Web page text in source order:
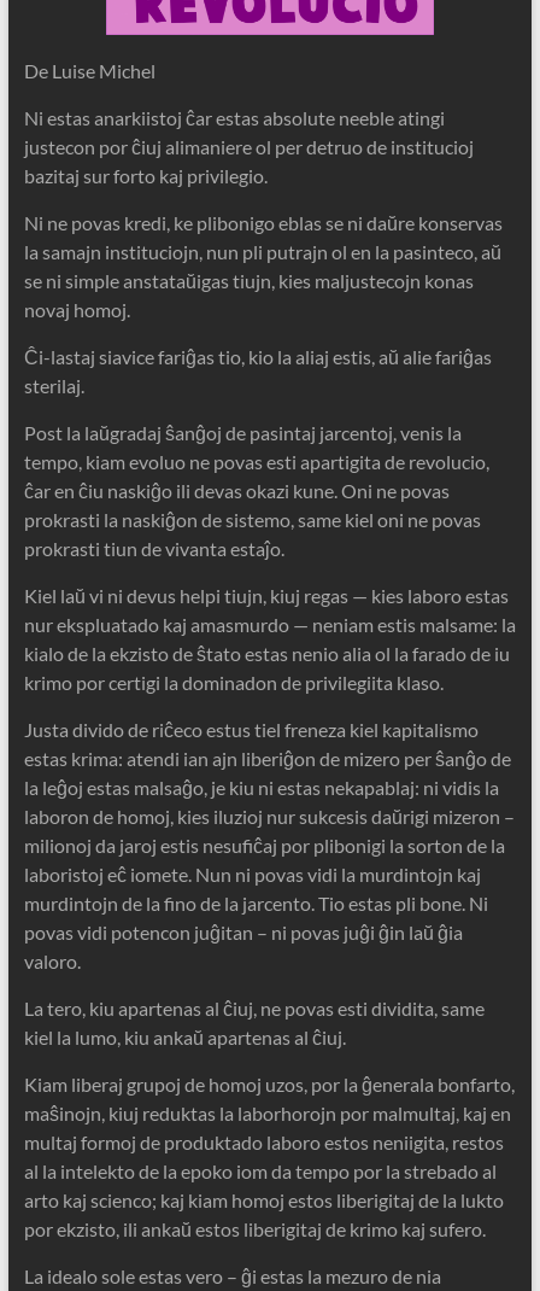
De Luise Michel
Ni estas anarkiistoj ĉar estas absolute neeble atingi
justecon por ĉiuj alimaniere ol per detruo de institucioj
bazitaj sur forto kaj privilegio.
Ni ne povas kredi, ke plibonigo eblas se ni daŭre konservas
la samajn instituciojn, nun pli putrajn ol en la pasinteco, aŭ
se ni simple anstataŭigas tiujn, kies maljustecojn konas
novaj homoj.
Ĉi-lastaj siavice fariĝas tio, kio la aliaj estis, aŭ alie fariĝas
sterilaj.
Post la laŭgradaj ŝanĝoj de pasintaj jarcentoj, venis la
tempo, kiam evoluo ne povas esti apartigita de revolucio,
ĉar en ĉiu naskiĝo ili devas okazi kune. Oni ne povas
prokrasti la naskiĝon de sistemo, same kiel oni ne povas
prokrasti tiun de vivanta estaĵo.
Kiel laŭ vi ni devus helpi tiujn, kiuj regas — kies laboro estas
nur ekspluatado kaj amasmurdo — neniam estis malsame: la
kialo de la ekzisto de ŝtato estas nenio alia ol la farado de iu
krimo por certigi la dominadon de privilegiita klaso.
Justa divido de riĉeco estus tiel freneza kiel kapitalismo
estas krima: atendi ian ajn liberiĝon de mizero per ŝanĝo de
la leĝoj estas malsaĝo, je kiu ni estas nekapablaj: ni vidis la
laboron de homoj, kies iluzioj nur sukcesis daŭrigi mizeron –
milionoj da jaroj estis nesufiĉaj por plibonigi la sorton de la
laboristoj eĉ iomete. Nun ni povas vidi la murdintojn kaj
murdintojn de la fino de la jarcento. Tio estas pli bone. Ni
povas vidi potencon juĝitan – ni povas juĝi ĝin laŭ ĝia
valoro.
La tero, kiu apartenas al ĉiuj, ne povas esti dividita, same
kiel la lumo, kiu ankaŭ apartenas al ĉiuj.
Kiam liberaj grupoj de homoj uzos, por la ĝenerala bonfarto,
maŝinojn, kiuj reduktas la laborhorojn por malmultaj, kaj en
multaj formoj de produktado laboro estos neniigita, restos
al la intelekto de la epoko iom da tempo por la strebado al
arto kaj scienco; kaj kiam homoj estos liberigitaj de la lukto
por ekzisto, ili ankaŭ estos liberigitaj de krimo kaj sufero.
La idealo sole estas vero – ĝi estas la mezuro de nia